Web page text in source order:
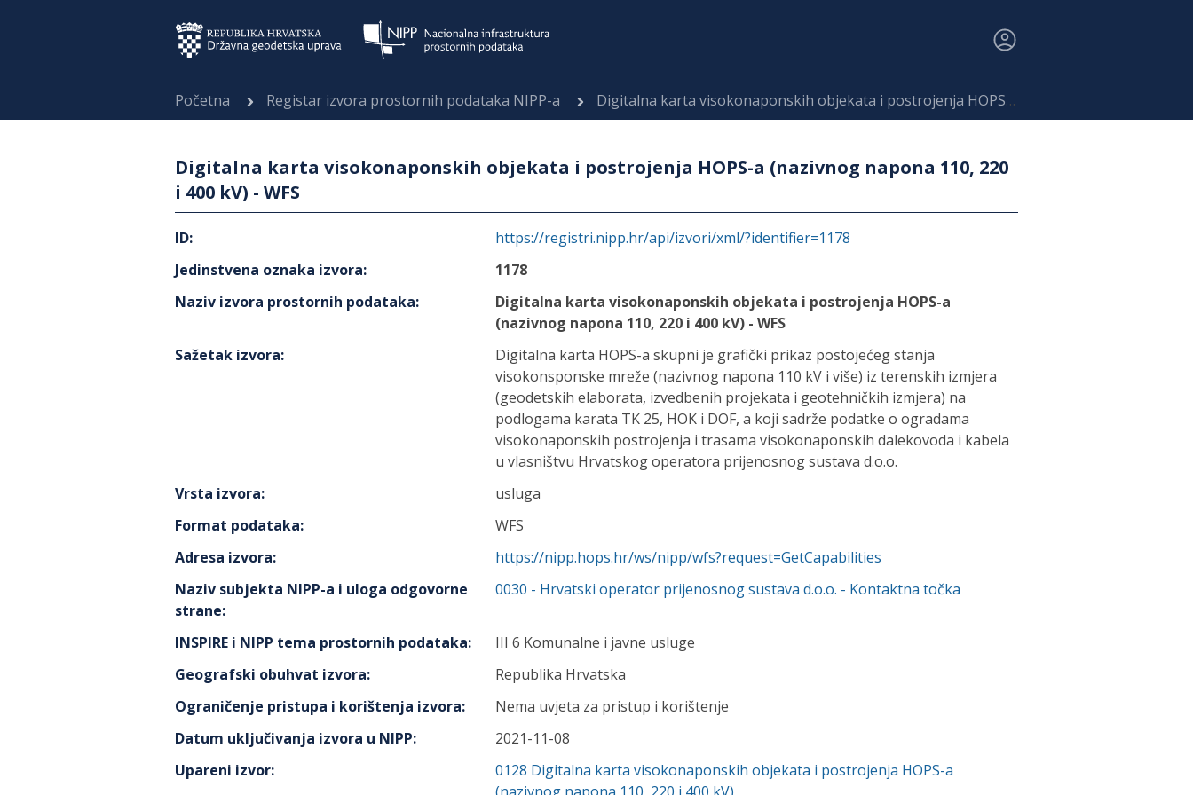
Početna Registar izvora prostornih podataka NIPP-a Digitalna karta visokonaponskih objekata i postrojenja HOPS-a (nazivnog napona 110, 220 i 400 kV) - WFS
Digitalna karta visokonaponskih objekata i postrojenja HOPS-a (nazivnog napona 110, 220
i 400 kV) - WFS
ID:
https://registri.nipp.hr/api/izvori/xml/?identifier=1178
Jedinstvena oznaka izvora:
1178
Naziv izvora prostornih podataka:
Digitalna karta visokonaponskih objekata i postrojenja HOPS-a
(nazivnog napona 110, 220 i 400 kV) - WFS
Sažetak izvora:
Digitalna karta HOPS-a skupni je grafički prikaz postojećeg stanja
visokonsponske mreže (nazivnog napona 110 kV i više) iz terenskih izmjera
(geodetskih elaborata, izvedbenih projekata i geotehničkih izmjera) na
podlogama karata TK 25, HOK i DOF, a koji sadrže podatke o ogradama
visokonaponskih postrojenja i trasama visokonaponskih dalekovoda i kabela
u vlasništvu Hrvatskog operatora prijenosnog sustava d.o.o.
Vrsta izvora:
usluga
Format podataka:
WFS
Adresa izvora:
https://nipp.hops.hr/ws/nipp/wfs?request=GetCapabilities
Naziv subjekta NIPP-a i uloga odgovorne
strane:
0030 - Hrvatski operator prijenosnog sustava d.o.o. - Kontaktna točka
INSPIRE i NIPP tema prostornih podataka:
III 6 Komunalne i javne usluge
Geografski obuhvat izvora:
Republika Hrvatska
Ograničenje pristupa i korištenja izvora:
Nema uvjeta za pristup i korištenje
Datum uključivanja izvora u NIPP:
2021-11-08
Upareni izvor: 0128 Digitalna karta visokonaponskih objekata i postrojenja HOPS-a